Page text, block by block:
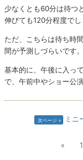
少なくとも60分は待つ
伸びても120分程度でし
ただ、こちらは待ち時
間が予測しづらいです。
基本的に、午後に入っ
で、午前中やショー公
次ページ ミニ
« 1